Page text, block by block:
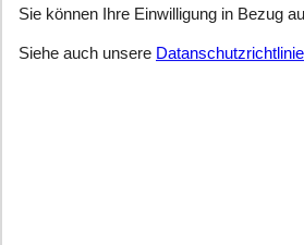
Sie können Ihre Einwilligung in Bezug
Siehe auch unsere Datanschutzrichtlinie